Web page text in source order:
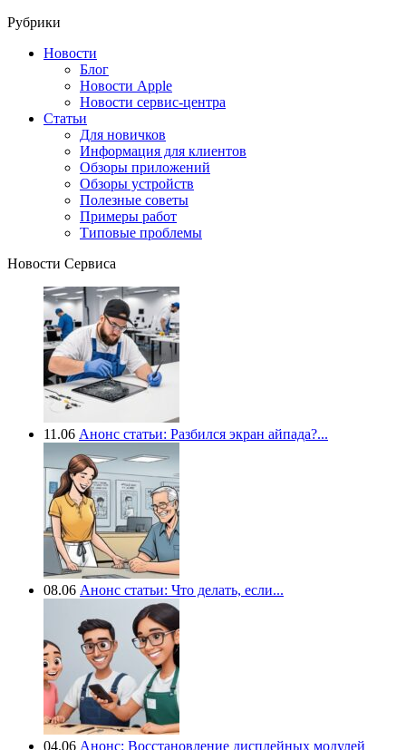
Рубрики
Новости
Блог
Новости Apple
Новости сервис-центра
Статьи
Для новичков
Информация для клиентов
Обзоры приложений
Обзоры устройств
Полезные советы
Примеры работ
Типовые проблемы
Новости Сервиса
11.06 Анонс статьи: Разбился экран айпада?...
08.06 Анонс статьи: Что делать, если...
04.06 Анонс: Восстановление дисплейных модулей